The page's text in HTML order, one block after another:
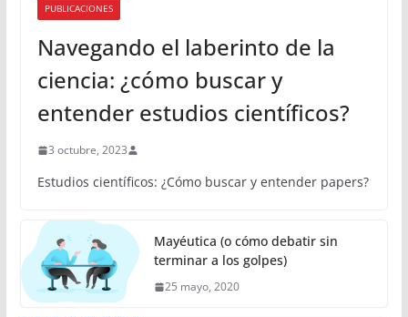
PUBLICACIONES
Navegando el laberinto de la
ciencia: ¿cómo buscar y
entender estudios científicos?
3 octubre, 2023
Estudios científicos: ¿Cómo buscar y entender papers?
Mayéutica (o cómo debatir sin
terminar a los golpes)
25 mayo, 2020